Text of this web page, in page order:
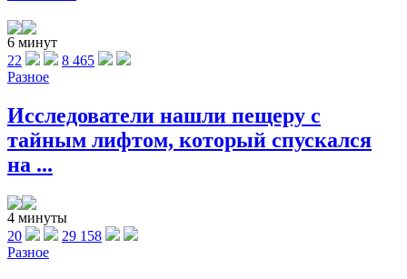
6 минут
22
8 465
Разное
Исследователи нашли пещеру с
тайным лифтом, который спускался
на ...
4 минуты
20
29 158
Разное